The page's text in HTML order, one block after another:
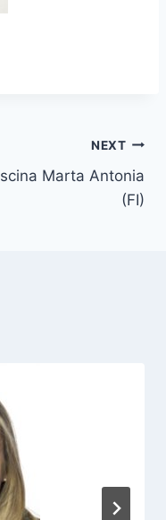
NEXT
Marta Antonia
(FI)